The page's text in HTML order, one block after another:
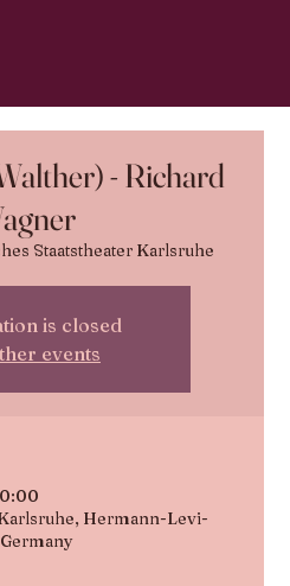
- Richard
Staatstheater Karlsruhe
is closed
events
Hermann-Levi-